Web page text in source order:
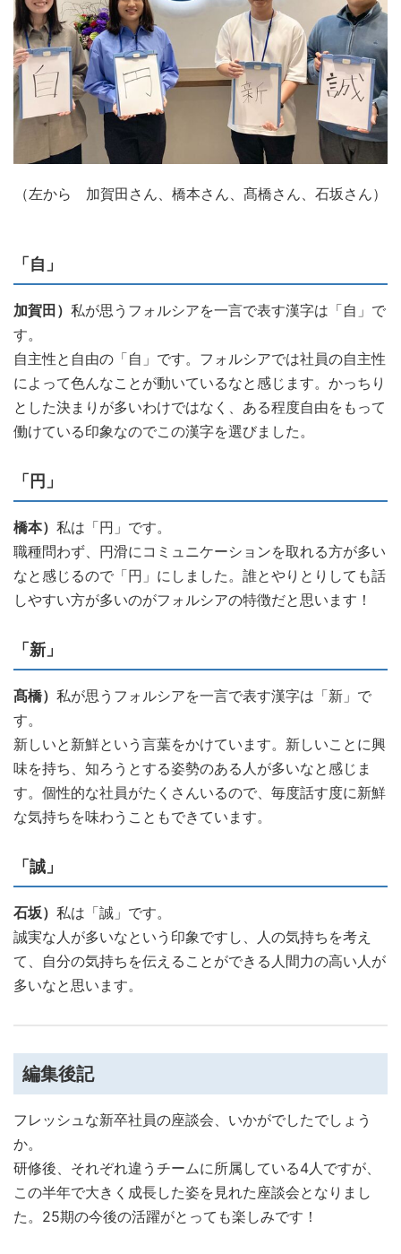
（左から 加賀田さん、橋本さん、髙橋さん、石坂さん）
「自」
加賀田） 私が思うフォルシアを一言で表す漢字は「自」で
す。
自主性と自由の「自」です。フォルシアでは社員の自主性
によって色んなことが動いているなと感じます。かっちり
とした決まりが多いわけではなく、ある程度自由をもって
働けている印象なのでこの漢字を選びました。
「円」
橋本） 私は「円」です。
職種問わず、円滑にコミュニケーションを取れる方が多い
なと感じるので「円」にしました。誰とやりとりしても話
しやすい方が多いのがフォルシアの特徴だと思います！
「新」
髙橋） 私が思うフォルシアを一言で表す漢字は「新」で
す。
新しいと新鮮という言葉をかけています。新しいことに興
味を持ち、知ろうとする姿勢のある人が多いなと感じま
す。個性的な社員がたくさんいるので、毎度話す度に新鮮
な気持ちを味わうこともできています。
「誠」
石坂） 私は「誠」です。
誠実な人が多いなという印象ですし、人の気持ちを考え
て、自分の気持ちを伝えることができる人間力の高い人が
多いなと思います。
編集後記
フレッシュな新卒社員の座談会、いかがでしたでしょう
か。
研修後、それぞれ違うチームに所属している4人ですが、
この半年で大きく成長した姿を見れた座談会となりまし
た。25期の今後の活躍がとっても楽しみです！